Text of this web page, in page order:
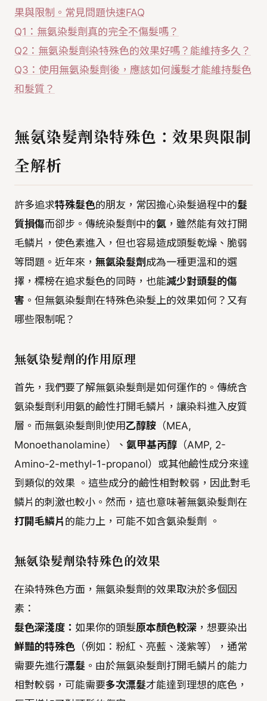
果與限制。常見問題快速FAQ
Q1：無氨染髮劑真的完全不傷髮嗎？
Q2：無氨染髮劑染特殊色的效果好嗎？能維持多久？
Q3：使用無氨染髮劑後，應該如何護髮才能維持髮色
和髮質？
無氨染髮劑染特殊色：效果與限制
全解析
許多追求特殊髮色的朋友，常因擔心染髮過程中的髮
質損傷而卻步。傳統染髮劑中的氨 ，雖然能有效打開
毛鱗片，使色素進入，但也容易造成頭髮乾燥、脆弱
等問題。近年來， 無氨染髮劑 成為一種更溫和的選
擇，標榜在追求髮色的同時，也能減少對頭髮的傷
害 。但無氨染髮劑在特殊色染髮上的效果如何？又有
哪些限制呢？
無氨染髮劑的作用原理
首先，我們要了解無氨染髮劑是如何運作的。傳統含
氨染髮劑利用氨的鹼性打開毛鱗片，讓染料進入皮質
層。而無氨染髮劑則使用 乙醇胺 （MEA,
Monoethanolamine）、 氨甲基丙醇 （AMP, 2-
Amino-2-methyl-1-propanol）或其他鹼性成分來達
到類似的效果 。這些成分的鹼性相對較弱，因此對毛
鱗片的刺激也較小。然而，這也意味著無氨染髮劑在
打開毛鱗片 的能力上，可能不如含氨染髮劑 。
無氨染髮劑染特殊色的效果
在染特殊色方面，無氨染髮劑的效果取決於多個因
素：
髮色深淺度： 如果你的頭髮原本顏色較深 ，想要染出
鮮豔的特殊色 （例如：粉紅、亮藍、淺紫等），通常
需要先進行漂髮 。由於無氨染髮劑打開毛鱗片的能力
相對較弱，可能需要多次漂髮才能達到理想的底色，